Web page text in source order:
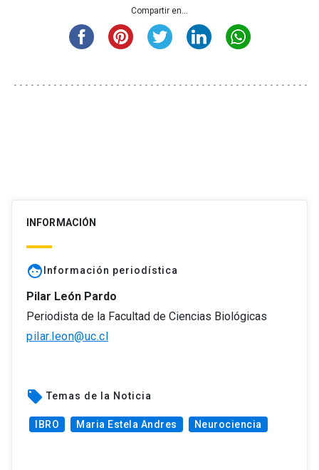
Compartir en...
INFORMACIÓN
face Información periodística
Pilar León Pardo
Periodista de la Facultad de Ciencias Biológicas
pilar.leon@uc.cl
local_offer Temas de la Noticia
IBRO Maria Estela Andres Neurociencia